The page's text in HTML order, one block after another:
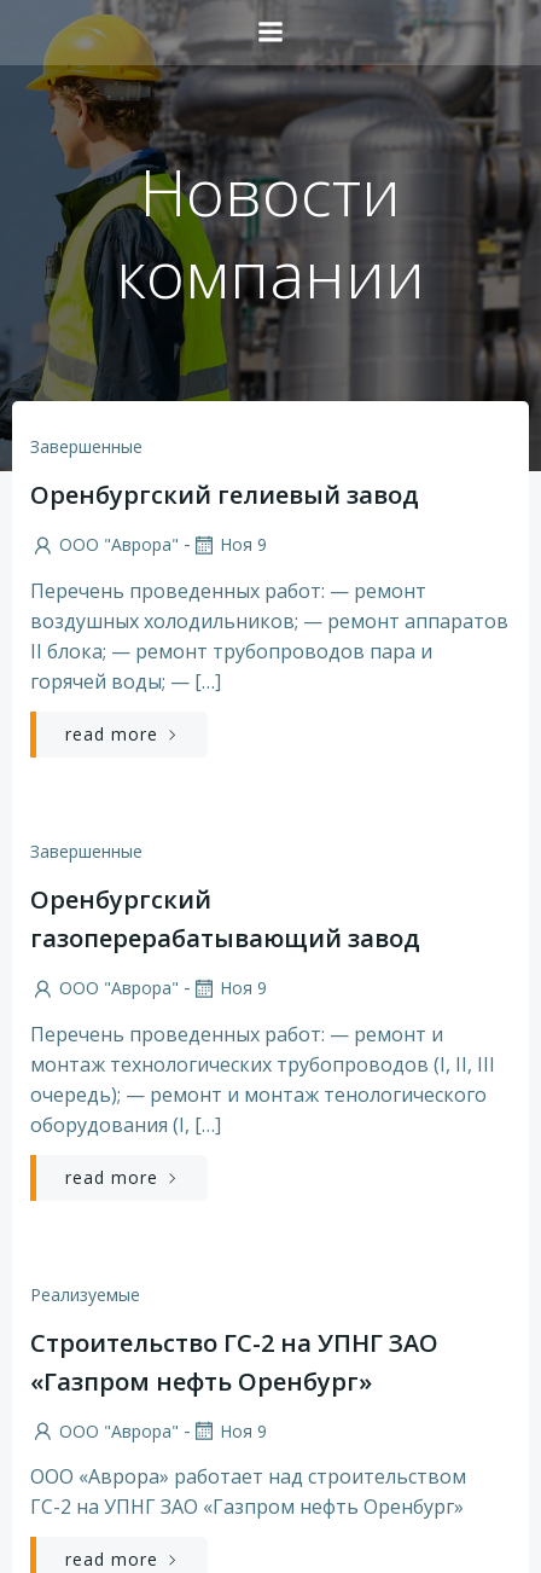
к
содержимому
Новости
компании
Завершенные
Оренбургский гелиевый завод
ООО "Аврора" - Ноя 9
Перечень проведенных работ: — ремонт
воздушных холодильников; — ремонт аппаратов
II блока; — ремонт трубопроводов пара и
горячей воды; — […]
read more
Завершенные
Оренбургский
газоперерабатывающий завод
ООО "Аврора" - Ноя 9
Перечень проведенных работ: — ремонт и
монтаж технологических трубопроводов (I, II, III
очередь); — ремонт и монтаж тенологического
оборудования (I, […]
read more
Реализуемые
Строительство ГС-2 на УПНГ ЗАО
«Газпром нефть Оренбург»
ООО "Аврора" - Ноя 9
ООО «Аврора» работает над строительством
ГС-2 на УПНГ ЗАО «Газпром нефть Оренбург»
read more